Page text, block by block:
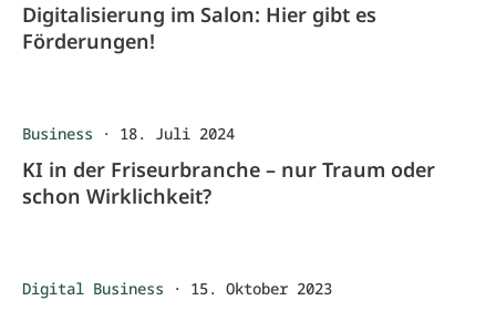
Digitalisierung im Salon: Hier gibt es
Förderungen!
Business · 18. Juli 2024
KI in der Friseurbranche – nur Traum oder
schon Wirklichkeit?
Digital Business · 15. Oktober 2023